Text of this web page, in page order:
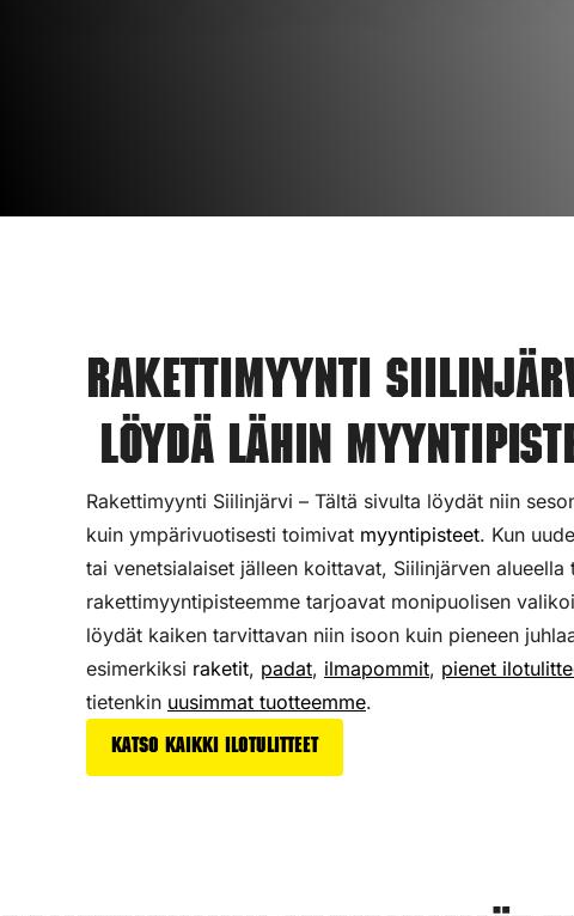
Rakettimyynti
Löydä lähin
Rakettimyynti Siilinjärvi – Tältä sivulta löydät niin
kuin ympärivuotisesti toimivat myyntipisteet. Kun
tai venetsialaiset jälleen koittavat, Siilinjärven alueella
rakettimyyntipisteemme tarjoavat monipuolisen
löydät kaiken tarvittavan niin isoon kuin pieneen
esimerkiksi raketit, padat, ilmapommit, pienet
tietenkin uusimmat tuotteemme.
Katso kaikki ilotulitteet